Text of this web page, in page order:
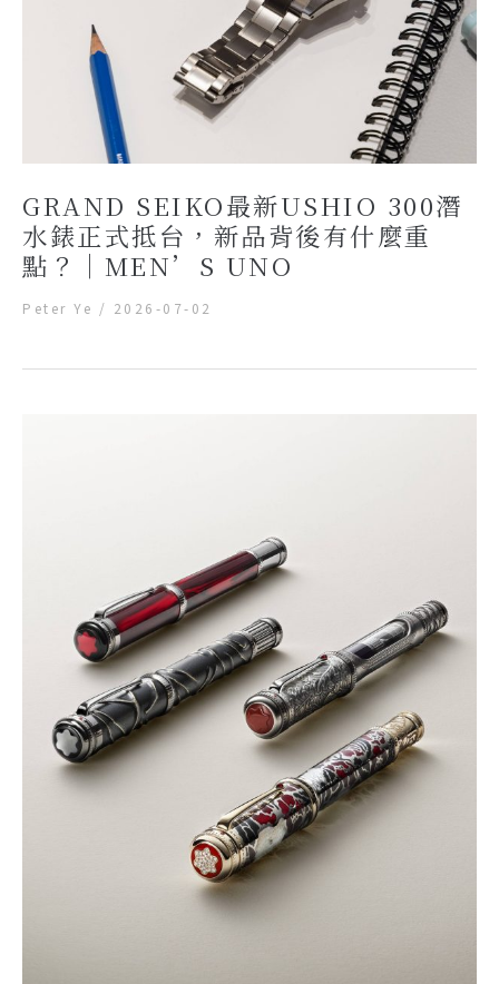
GRAND SEIKO最新USHIO 300潛
水錶正式抵台，新品背後有什麼重
點？｜MEN’S UNO
Peter Ye / 2026-07-02